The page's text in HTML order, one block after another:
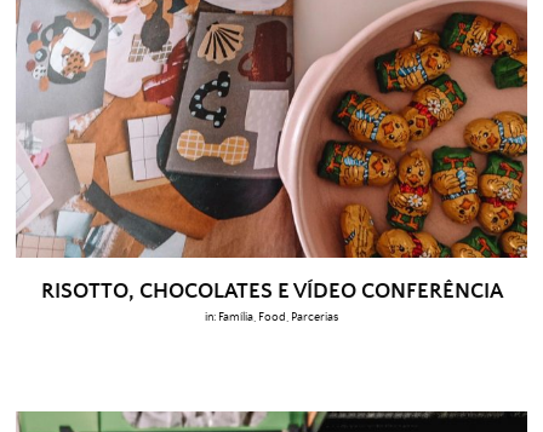
RISOTTO, CHOCOLATES E VÍDEO CONFERÊNCIA
in: Família, Food, Parcerias